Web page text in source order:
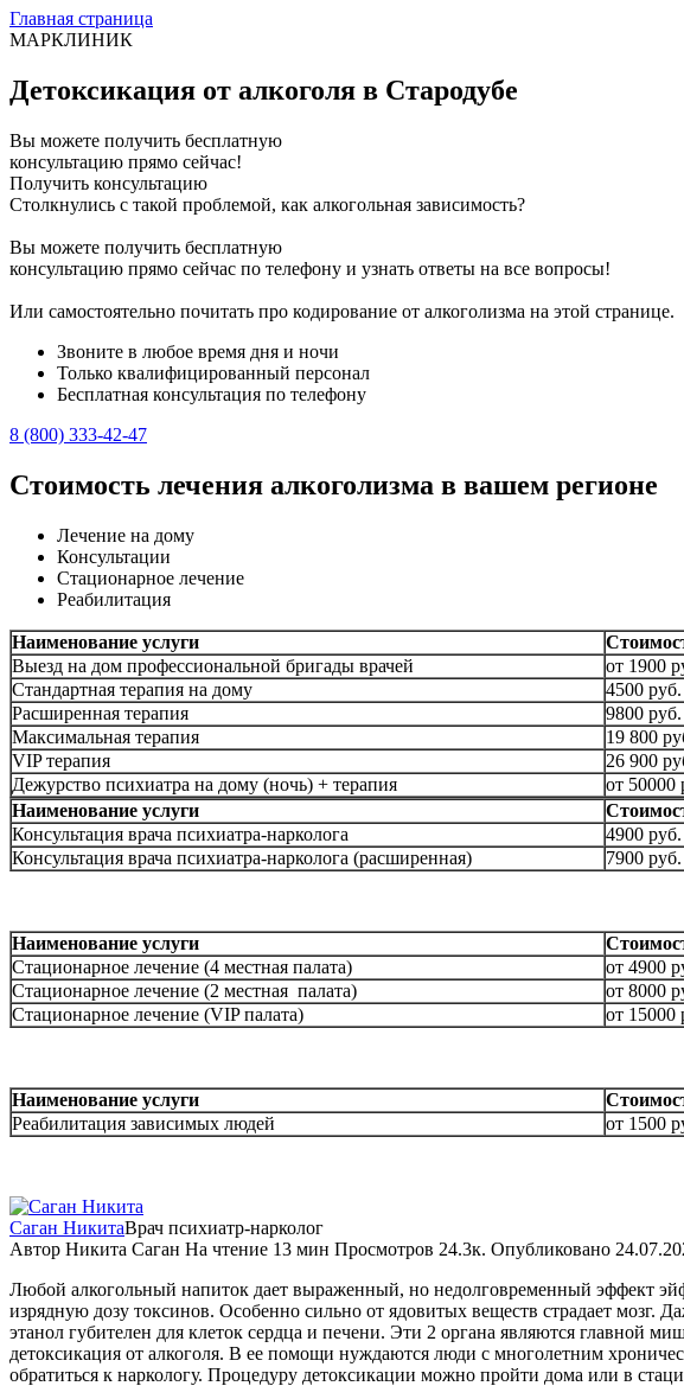
Главная страница
МАРКЛИНИК
Детоксикация от алкоголя в Стародубе
Вы можете получить бесплатную
консультацию прямо сейчас!
Получить консультацию
Столкнулись с такой проблемой, как алкогольная зависимость?
Вы можете получить бесплатную
консультацию прямо сейчас по телефону и узнать ответы на все вопросы!
Или самостоятельно почитать про кодирование от алкоголизма на этой странице.
Звоните в любое время дня и ночи
Только квалифицированный персонал
Бесплатная консультация по телефону
8 (800) 333-42-47
Стоимость лечения алкоголизма в вашем регионе
Лечение на дому
Консультации
Стационарное лечение
Реабилитация
Наименование услуги
Выезд на дом профессиональной бригады врачей
от 1900
Стандартная терапия на дому
4500 руб.
Расширенная терапия
9800 руб.
Максимальная терапия
19 800
VIP терапия
26 900
Дежурство психиатра на дому (ночь) + терапия
от 50000
Наименование услуги
Консультация врача психиатра-нарколога
4900 руб.
Консультация врача психиатра-нарколога (расширенная)
7900 руб.
Наименование услуги
Стационарное лечение (4 местная палата)
от 4900
Стационарное лечение (2 местная палата)
от 8000
Стационарное лечение (VIP палата)
от 15000
Наименование услуги
Реабилитация зависимых людей
от 1500
Саган НикитаВрач психиатр-нарколог
Автор Никита Саган На чтение 13 мин Просмотров 24.3к. Опубликовано
Любой алкогольный напиток дает выраженный, но недолговременный эффект
изрядную дозу токсинов. Особенно сильно от ядовитых веществ страдает мозг.
этанол губителен для клеток сердца и печени. Эти 2 органа являются главной
детоксикация от алкоголя. В ее помощи нуждаются люди с многолетним
обратиться к наркологу. Процедуру детоксикации можно пройти дома или в